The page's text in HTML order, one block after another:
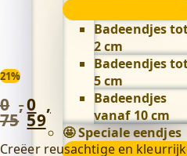
submenu
Badeendjes
2 cm
Badeendjes
5 cm
Badeendjes
vanaf 10 cm
🤩 Speciale eendjes
🤩
21%
0 ,
75
Oorspronkelijke
prijs
was:
0 ,
59
Huidige
prijs
is:
Creëer reusachtige en